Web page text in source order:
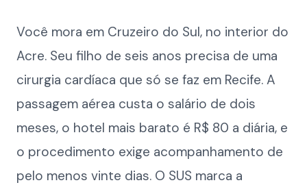
Você mora em Cruzeiro do Sul, no interior do
Acre. Seu filho de seis anos precisa de uma
cirurgia cardíaca que só se faz em Recife. A
passagem aérea custa o salário de dois
meses, o hotel mais barato é R$ 80 a diária, e
o procedimento exige acompanhamento de
pelo menos vinte dias. O SUS marca a